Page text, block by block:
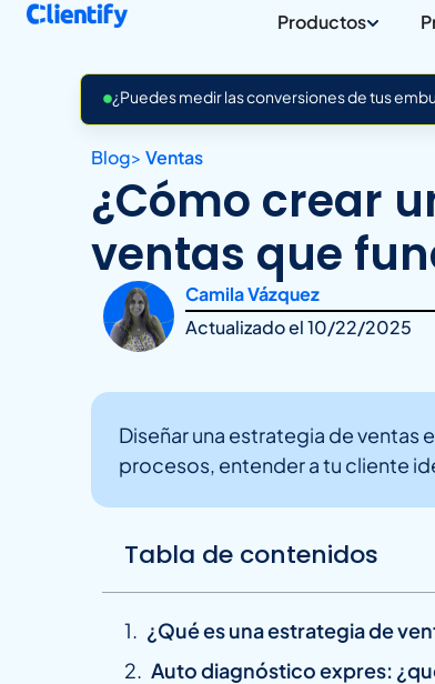
Productos
¿Puedes medir las conversiones de tus
Blog> Ventas
¿Cómo crear
ventas que
Camila Vázquez
Actualizado el10/22/2025
Diseñar una estrategia de ventas
procesos, entender a tu cliente
Tabla de contenidos
¿Qué es una estrategia de
Auto diagnóstico expres: